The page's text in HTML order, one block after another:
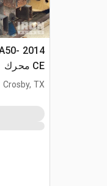
CE محرك
Crosby, TX